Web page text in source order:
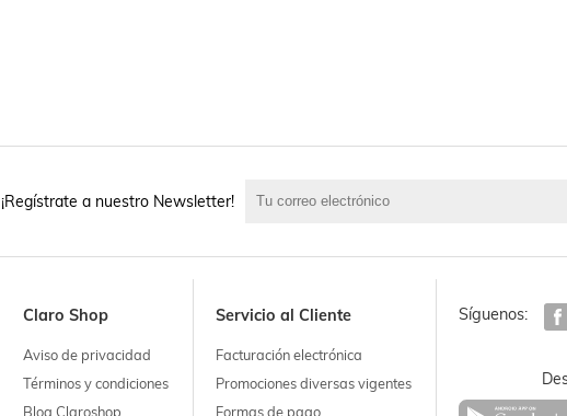
¡Regístrate a nuestro Newsletter!
Claro Shop
Aviso de privacidad
Términos y condiciones
Blog Claroshop
Servicio al Cliente
Facturación electrónica
Promociones diversas vigentes
Formas de pago
Síguenos: